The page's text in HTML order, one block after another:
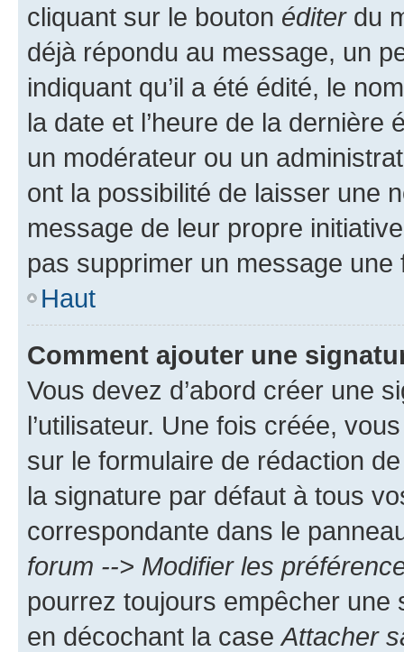
cliquant sur le bouton éditerdu
déjà répondu au message, un
indiquant qu’il a été édité, le
la date et l’heure de la dernière
un modérateur ou un
ont la possibilité de laisser une
message de leur propre
pas supprimer un message une
Haut
Comment ajouter une
Vous devez d’abord créer une
l’utilisateur. Une fois créée,
sur le formulaire de rédaction
la signature par défaut à tous
correspondante dans le
forum --> Modifier les
pourrez toujours empêcher une
en décochant la case Attacher